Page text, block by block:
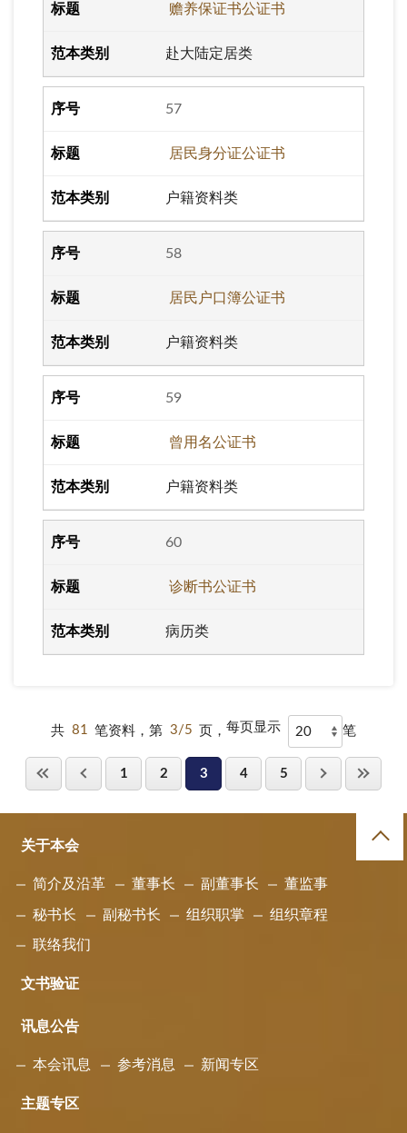
赡养保证书公证书
赴大陆定居类
57
居民身分证公证书
户籍资料类
58
居民户口簿公证书
户籍资料类
59
曾用名公证书
户籍资料类
60
诊断书公证书
病历类
共 81 笔资料，第 3/5 页， 每页显示 笔
1 2 3 4 5
关于本会
简介及沿革 董事长 副董事长 董监事
秘书长 副秘书长 组织职掌 组织章程
联络我们
文书验证
讯息公告
本会讯息 参考消息 新闻专区
主题专区